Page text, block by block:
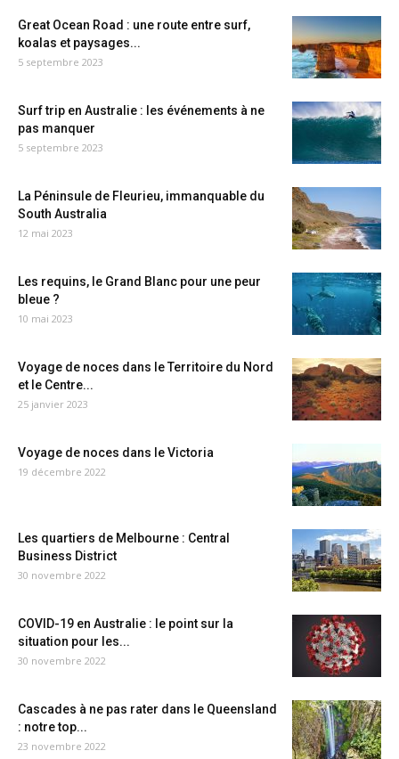
Great Ocean Road : une route entre surf,
koalas et paysages...
5 septembre 2023
Surf trip en Australie : les événements à ne
pas manquer
5 septembre 2023
La Péninsule de Fleurieu, immanquable du
South Australia
12 mai 2023
Les requins, le Grand Blanc pour une peur
bleue ?
10 mai 2023
Voyage de noces dans le Territoire du Nord
et le Centre...
25 janvier 2023
Voyage de noces dans le Victoria
19 décembre 2022
Les quartiers de Melbourne : Central
Business District
30 novembre 2022
COVID-19 en Australie : le point sur la
situation pour les...
30 novembre 2022
Cascades à ne pas rater dans le Queensland
: notre top...
23 novembre 2022